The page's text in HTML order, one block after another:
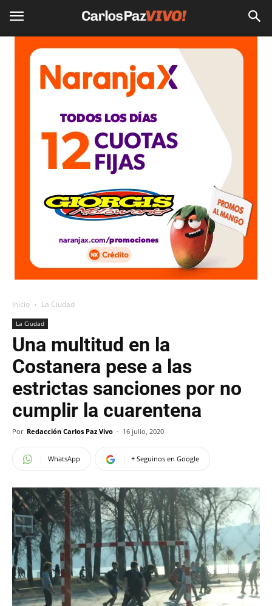
Inicio La Ciudad
La Ciudad
Una multitud en la
Costanera pese a las
estrictas sanciones por no
cumplir la cuarentena
Por Redacción Carlos Paz Vivo - 16 julio, 2020
WhatsApp + Seguinos en Google